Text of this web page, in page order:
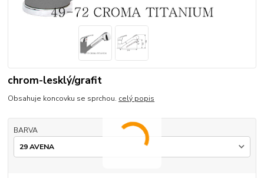
chrom-lesklý/grafit
Obsahuje koncovku se sprchou. celý popis
BARVA